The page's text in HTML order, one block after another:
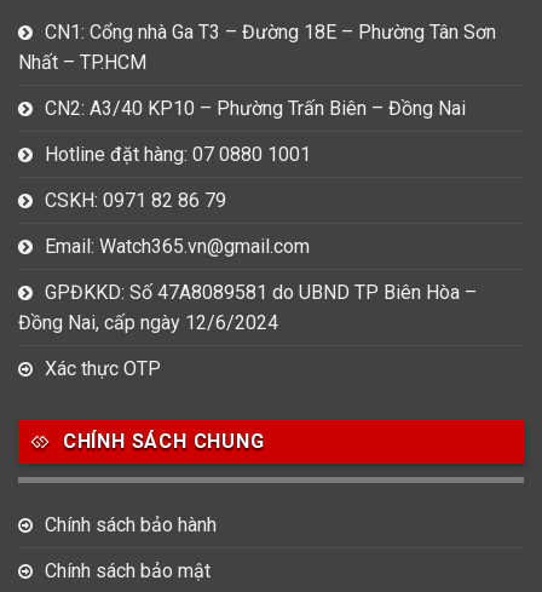
CN1: Cổng nhà Ga T3 – Đường 18E – Phường Tân Sơn
Nhất – TP.HCM
CN2: A3/40 KP10 – Phường Trấn Biên – Đồng Nai
Hotline đặt hàng: 07 0880 1001
CSKH: 0971 82 86 79
Email: Watch365.vn@gmail.com
GPĐKKD: Số 47A8089581 do UBND TP Biên Hòa –
Đồng Nai, cấp ngày 12/6/2024
Xác thực OTP
CHÍNH SÁCH CHUNG
Chính sách bảo hành
Chính sách bảo mật